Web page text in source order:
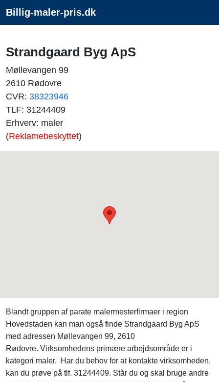
Billig-maler-pris.dk
Strandgaard Byg ApS
Møllevangen 99
2610 Rødovre
CVR: 38323946
TLF: 31244409
Erhverv: maler
(Reklamebeskyttet)
Blandt gruppen af parate malermesterfirmaer i region
Hovedstaden kan man også finde Strandgaard Byg ApS
med adressen Møllevangen 99, 2610
Rødovre. Virksomhedens primære arbejdsområde er i
kategori maler. Har du behov for at kontakte virksomheden,
kan du prøve på tlf. 31244409. Står du og skal bruge andre